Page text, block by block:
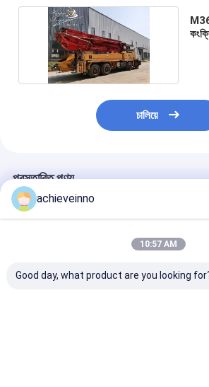
চালিয়ে
প্রস্তাবিত পণ্য
achieveinno
10:57 AM
Good day, what product are you looking